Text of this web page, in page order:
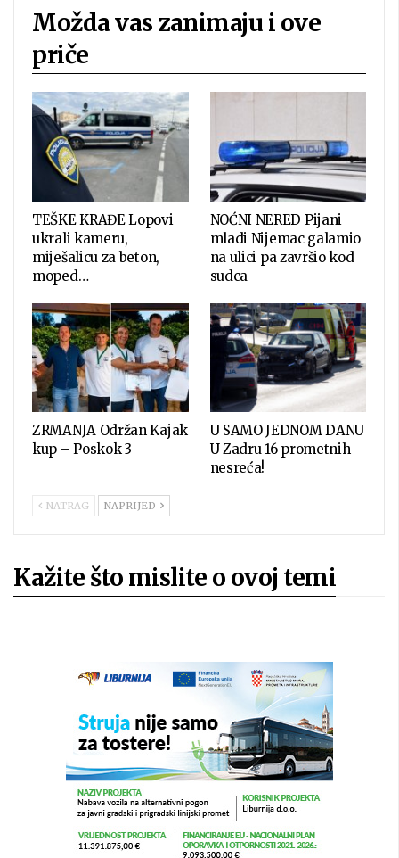
Možda vas zanimaju i ove
priče
TEŠKE KRAĐE Lopovi
ukrali kameru,
miješalicu za beton,
moped…
NOĆNI NERED Pijani
mladi Nijemac galamio
na ulici pa završio kod
sudca
ZRMANJA Održan Kajak
kup – Poskok 3
U SAMO JEDNOM DANU
U Zadru 16 prometnih
nesreća!
NATRAG NAPRIJED
Kažite što mislite o ovoj temi